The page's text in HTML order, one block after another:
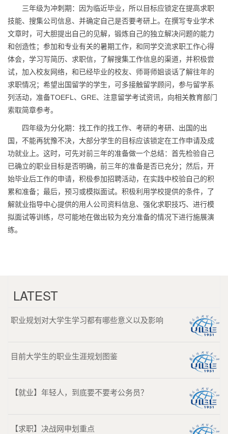
三年级为冲刺期：因为临近毕业，所以目标应锁定在提高求职
技能、搜集公司信息、并确定自己是否要考研上。在撰写专业学术
文章时，可大胆提出自己的见解，锻炼自己的独立解决问题的能力
和创造性；参加和专业有关的暑期工作，和同学交流求职工作心得
体会，学习写简历、求职信，了解搜集工作信息的渠道，并积极尝
试，加入校友网络，和已经毕业的校友、师哥师姐谈话了解往年的
求职情况；希望出国留学的学生，可多接触留学顾问，参与留学系
列活动，准备TOEFL、GRE、注意留学考试资讯，向相关教育部门
索取简章参考。
四年级为分化期：找工作的找工作、考研的考研、出国的出
国，不能再犹豫不决，大部分学生的目标应该锁定在工作申请及成
功就业上。这时，可先对前三年的准备做一个总结：首先检验自己
已确立的职业目标是否明确，前三年的准备是否已充分；然后，开
始毕业后工作的申请，积极参加招聘活动，在实践中校验自己的积
累和准备；最后，预习或模拟面试。积极利用学校提供的条件，了
解就业指导中心提供的用人公司资料信息、强化求职技巧、进行模
拟面试等训练，尽可能地在做出较为充分准备的情况下进行施展演
练。
LATEST
职业规划对大学生学习都有哪些意义以及影响
目前大学生的职业生涯规划图鉴
【就业】年轻人，到底要不要考公务员？
【求职】决战网申划重点